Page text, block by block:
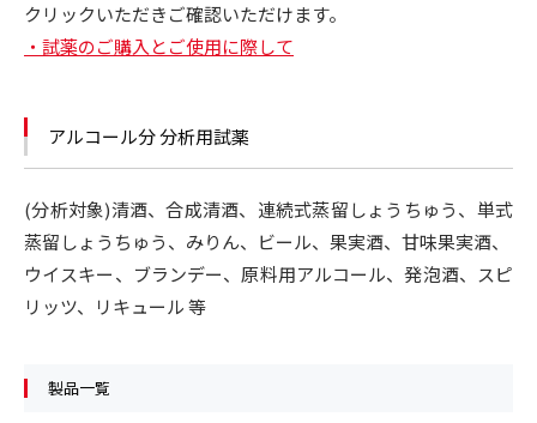
クリックいただきご確認いただけます。
・試薬のご購入とご使用に際して
アルコール分 分析用試薬
(分析対象)清酒、合成清酒、連続式蒸留しょうちゅう、単式
蒸留しょうちゅう、みりん、ビール、果実酒、甘味果実酒、
ウイスキー、ブランデー、原料用アルコール、発泡酒、スピ
リッツ、リキュール 等
製品一覧